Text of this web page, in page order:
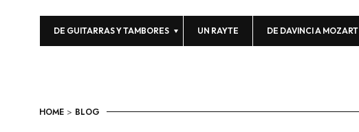
DE GUITARRAS Y TAMBORES UN RAYTE DE DAVINCI A MOZART
HOME > BLOG